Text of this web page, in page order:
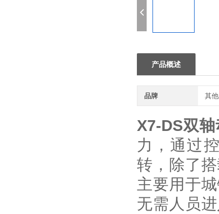
产品概述
品牌 其
X7-DS双
力，通过
转，除了
主要用于
无需人员